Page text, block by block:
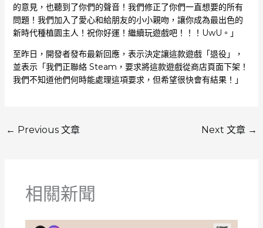
的意見，也聽到了你們的聲音！我們修正了你們一直想要的所有
問題！我們加入了愛心和給朋友的小小親吻，讓你成為最出色的
新時代種植園主人！祝你好運！繼續玩遊戲吧！！！UwU。」
至昨日，開發者發布最新回應，表示決定讓這款遊戲「退役」，
並表示「我們正聯絡 Steam，要求將這款遊戲從商店頁面下架！
我們不知道他們何時能處理這項要求，但希望很快會有結果！」
← Previous 文章 Next 文章 →
相關新聞